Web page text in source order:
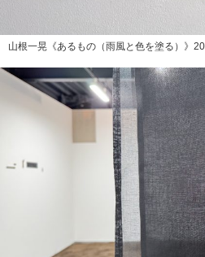
山根一晃《あるもの（雨風と色を塗る）》